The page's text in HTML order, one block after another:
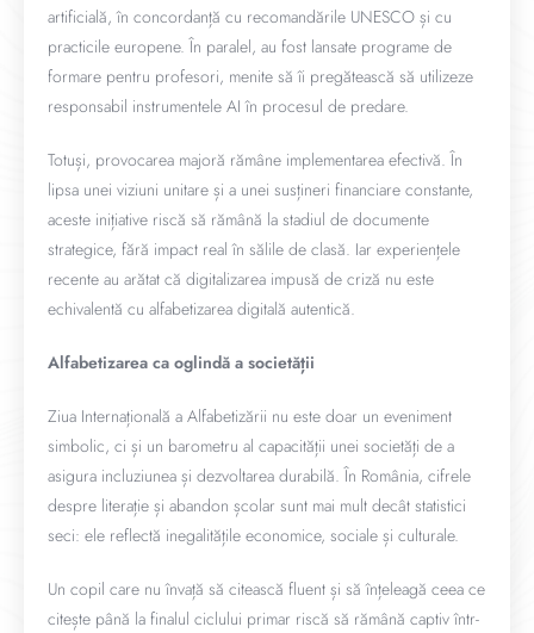
artificială, în concordanță cu recomandările UNESCO și cu
practicile europene. În paralel, au fost lansate programe de
formare pentru profesori, menite să îi pregătească să utilizeze
responsabil instrumentele AI în procesul de predare.
Totuși, provocarea majoră rămâne implementarea efectivă. În
lipsa unei viziuni unitare și a unei susțineri financiare constante,
aceste inițiative riscă să rămână la stadiul de documente
strategice, fără impact real în sălile de clasă. Iar experiențele
recente au arătat că digitalizarea impusă de criză nu este
echivalentă cu alfabetizarea digitală autentică.
Alfabetizarea ca oglindă a societății
Ziua Internațională a Alfabetizării nu este doar un eveniment
simbolic, ci și un barometru al capacității unei societăți de a
asigura incluziunea și dezvoltarea durabilă. În România, cifrele
despre literație și abandon școlar sunt mai mult decât statistici
seci: ele reflectă inegalitățile economice, sociale și culturale.
Un copil care nu învață să citească fluent și să înțeleagă ceea ce
citește până la finalul ciclului primar riscă să rămână captiv într-